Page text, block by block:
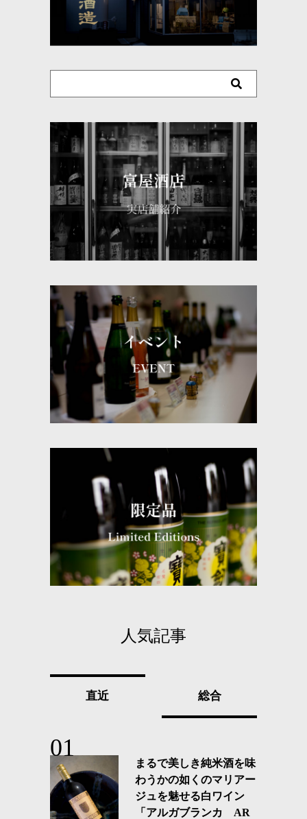
人気記事
直近 総合
まるで美しき純米酒を味
わうかの如くのマリアー
ジュを魅せる白ワイン
「アルガブランカ AR